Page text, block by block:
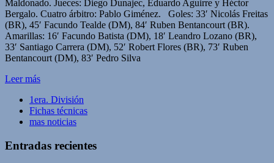
Maldonado. Jueces: Diego Dunajec, Eduardo Aguirre y Héctor
Bergalo. Cuatro árbitro: Pablo Giménez. Goles: 33′ Nicolás Freitas
(BR), 45′ Facundo Tealde (DM), 84′ Ruben Bentancourt (BR).
Amarillas: 16′ Facundo Batista (DM), 18′ Leandro Lozano (BR),
33′ Santiago Carrera (DM), 52′ Robert Flores (BR), 73′ Ruben
Bentancourt (DM), 83′ Pedro Silva
Leer más
1era. División
Fichas técnicas
mas noticias
Entradas recientes